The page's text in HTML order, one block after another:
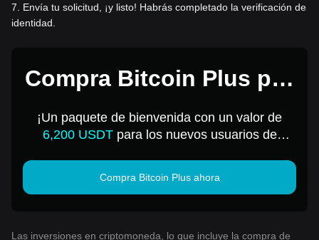
7
Envía tu solicitud, ¡y listo! Habrás completado la verificación de
identidad.
Compra Bitcoin Plus por
¡Un paquete de bienvenida con un valor de
6,200 USDTpara los nuevos usuarios de
Compra Bitcoin Plus ahora
Las inversiones en criptomoneda, lo que incluye la compra de